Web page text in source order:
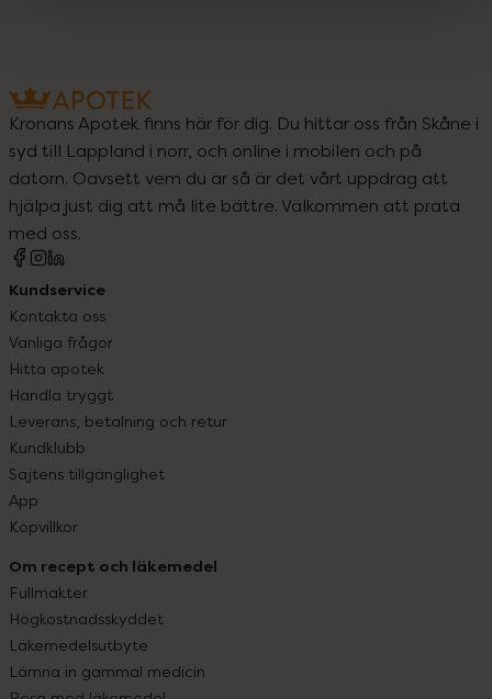
Kronans Apotek finns här för dig. Du hittar oss från Skåne i
syd till Lappland i norr, och online i mobilen och på
datorn. Oavsett vem du är så är det vårt uppdrag att
hjälpa just dig att må lite bättre. Välkommen att prata
med oss.
Kundservice
Kontakta oss
Vanliga frågor
Hitta apotek
Handla tryggt
Leverans, betalning och retur
Kundklubb
Sajtens tillgänglighet
App
Köpvillkor
Om recept och läkemedel
Fullmakter
Högkostnadsskyddet
Läkemedelsutbyte
Lämna in gammal medicin